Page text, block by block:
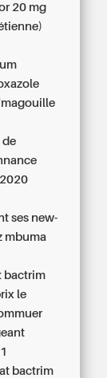
20 mg
de
ses new-
mbuma
bactrim
le
bactrim